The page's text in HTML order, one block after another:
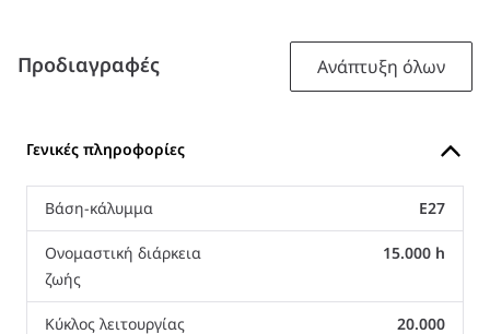
Προδιαγραφές Ανάπτυξη όλων
Γενικές πληροφορίες
Βάση-κάλυμμα E27
Ονομαστική διάρκεια
ζωής
15.000 h
Κύκλος λειτουργίας 20.000